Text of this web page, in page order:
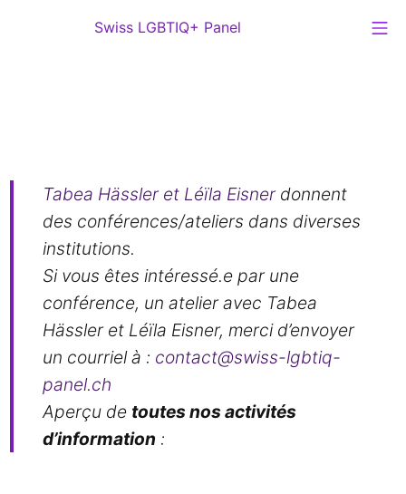
Swiss LGBTIQ+ Panel
Swiss LGBTIQ+ Panel
Tabea Hässler et Léïla Eisnerdonnent
des conférences/ateliers dans diverses
institutions.
Si vous êtes intéressé.e par une
conférence, un atelier avec Tabea
Hässler et Léïla Eisner, merci d’envoyer
un courriel à : contact@swiss-lgbtiq-
panel.ch
Aperçu de toutes nos activités
d’information :